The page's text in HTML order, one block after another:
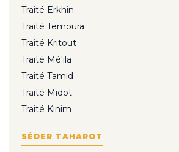
Traité Erkhin
Traité Temoura
Traité Kritout
Traité Mé'ila
Traité Tamid
Traité Midot
Traité Kinim
SÉDER TAHAROT